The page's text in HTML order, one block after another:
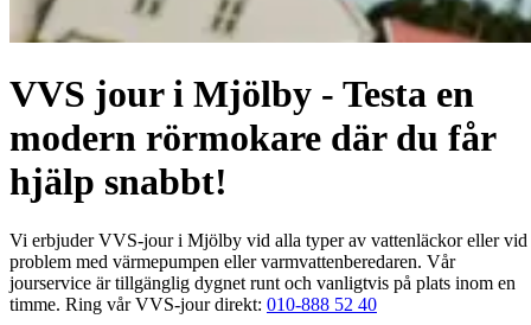
VVS jour i Mjölby - Testa en
modern rörmokare där du får
hjälp snabbt!
Vi erbjuder VVS-jour i Mjölby vid alla typer av vattenläckor eller vid
problem med värmepumpen eller varmvattenberedaren. Vår
jourservice är tillgänglig dygnet runt och vanligtvis på plats inom en
timme. Ring vår VVS-jour direkt: 010-888 52 40